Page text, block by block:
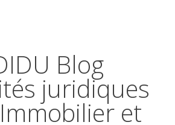
Blog
juridiques
et